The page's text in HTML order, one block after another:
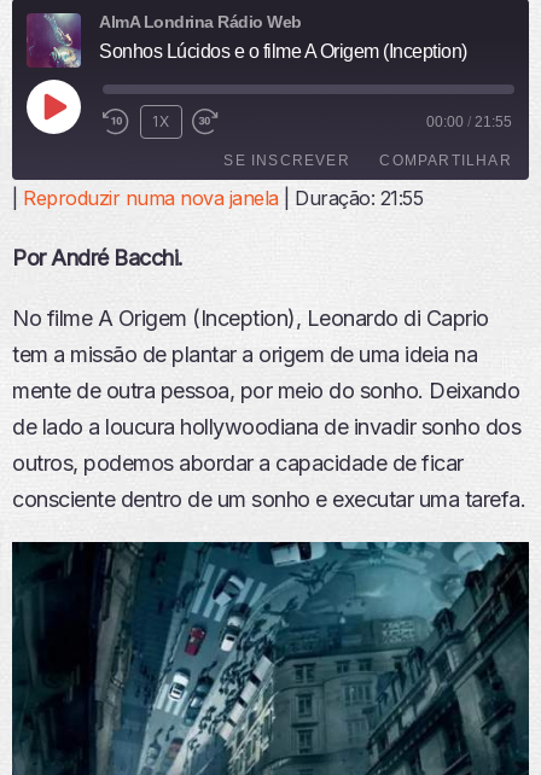
AlmA Londrina Rádio Web
Sonhos Lúcidos e o filme A Origem (Inception)
R
E
U
I
E
P
S
Ó
I
1X 00:00 / 21:55
SE INSCREVER COMPARTILHAR
FEED RSS
INCORPO
Reproduzir numa nova janela| Duração: 21:55
Por André Bacchi.
No filme A Origem (Inception), Leonardo di Caprio
tem a missão de plantar a origem de uma ideia na
mente de outra pessoa, por meio do sonho. Deixando
de lado a loucura hollywoodiana de invadir sonho dos
outros, podemos abordar a capacidade de ficar
consciente dentro de um sonho e executar uma tarefa.